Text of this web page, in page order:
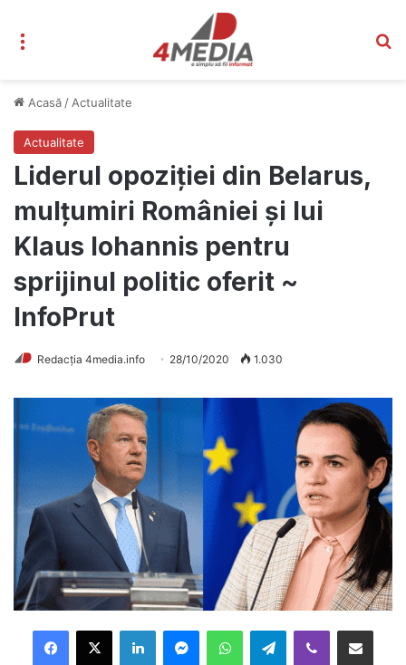
Acasă / Actualitate
Actualitate
Liderul opoziţiei din Belarus,
mulțumiri României şi lui
Klaus Iohannis pentru
sprijinul politic oferit ~
InfoPrut
Redacția 4media.info 28/10/2020 1.030
Facebook
X LinkedInMessengerWhatsAppTelegramViber Distribuie prin mail